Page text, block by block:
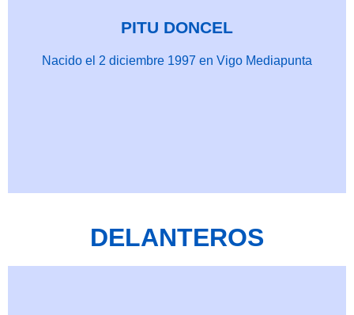
PITU DONCEL
Nacido el 2 diciembre 1997 en Vigo Mediapunta
DELANTEROS